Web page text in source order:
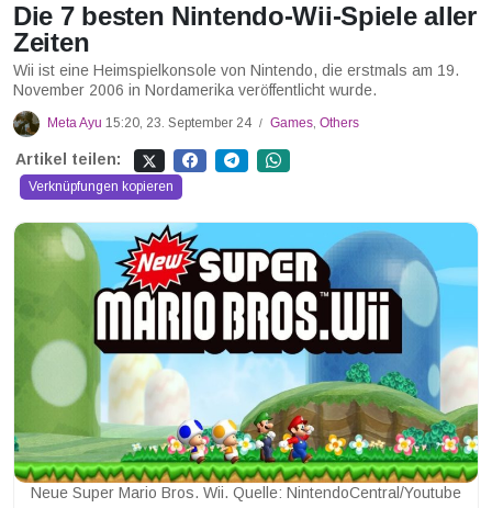
Die 7 besten Nintendo-Wii-Spiele aller
Zeiten
Wii ist eine Heimspielkonsole von Nintendo, die erstmals am 19.
November 2006 in Nordamerika veröffentlicht wurde.
Meta Ayu 15:20, 23. September 24 / Games, Others
Artikel teilen:
Verknüpfungen kopieren
Neue Super Mario Bros. Wii. Quelle: NintendoCentral/Youtube